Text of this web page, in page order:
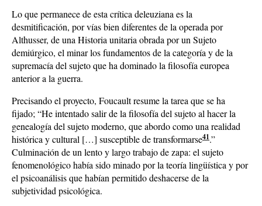
Lo que permanece de esta crítica deleuziana es la
desmitificación, por vías bien diferentes de la operada por
Althusser, de una Historia unitaria obrada por un Sujeto
demiúrgico, el minar los fundamentos de la categoría y de la
supremacía del sujeto que ha dominado la filosofía europea
anterior a la guerra.
Precisando el proyecto, Foucault resume la tarea que se ha
fijado; “He intentado salir de la filosofía del sujeto al hacer la
genealogía del sujeto moderno, que abordo como una realidad
histórica y cultural […] susceptible de transformarse41.”
Culminación de un lento y largo trabajo de zapa: el sujeto
fenomenológico había sido minado por la teoría lingüística y por
el psicoanálisis que habían permitido deshacerse de la
subjetividad psicológica.